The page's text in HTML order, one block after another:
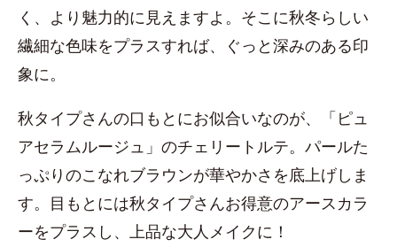
く、より魅力的に見えますよ。そこに秋冬らしい
繊細な色味をプラスすれば、ぐっと深みのある印
象に。
秋タイプさんの口もとにお似合いなのが、「ピュ
アセラムルージュ」のチェリートルテ。パールた
っぷりのこなれブラウンが華やかさを底上げしま
す。目もとには秋タイプさんお得意のアースカラ
ーをプラスし、上品な大人メイクに！